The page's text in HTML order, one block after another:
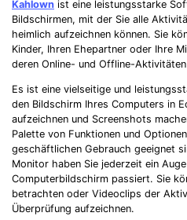
Kahlown ist eine leistungsstarke
Bildschirmen, mit der Sie alle
heimlich aufzeichnen können. Sie
Kinder, Ihren Ehepartner oder Ihre
deren Online- und Offline-
Es ist eine vielseitige und
den Bildschirm Ihres Computers in
aufzeichnen und Screenshots
Palette von Funktionen und
geschäftlichen Gebrauch geeignet
Monitor haben Sie jederzeit ein
Computerbildschirm passiert. Sie
betrachten oder Videoclips der
Überprüfung aufzeichnen.